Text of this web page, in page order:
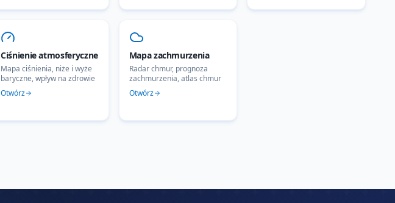
Ciśnienie atmosferyczne
Mapa ciśnienia, niże i wyże
baryczne, wpływ na zdrowie
Otwórz
Mapa zachmurzenia
Radar chmur, prognoza
zachmurzenia, atlas chmur
Otwórz